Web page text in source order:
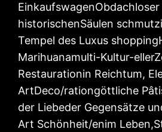
historischenSäulen
Tempel des Luxus
Marihuanamulti-Kultur-
Restaurationin Reichtum,
ArtDeco/rationgöttliche
der Liebeder Gegensätze
Art Schönheit/enim